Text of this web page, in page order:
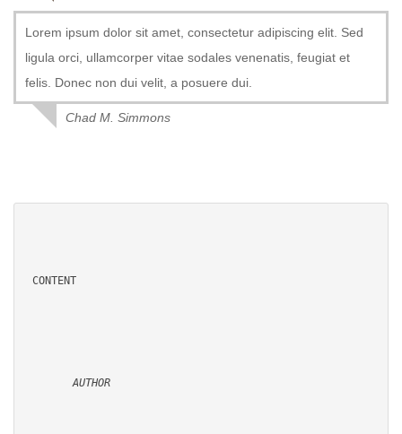
Lorem ipsum dolor sit amet, consectetur adipiscing elit. Sed
ligula orci, ullamcorper vitae sodales venenatis, feugiat et
felis. Donec non dui velit, a posuere dui.
Chad M. Simmons
CONTENT
AUTHOR